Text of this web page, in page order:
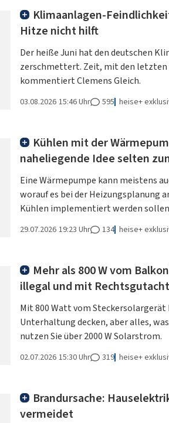
Klimaanlagen-
Hitze nicht hilft
Der heiße Juni hat den deutschen
zerschmettert. Zeit, mit den letzten
kommentiert Clemens Gleich.
03.08.2026 15:46 Uhr 595 heise+
Kühlen mit der
naheliegende Idee selten
Eine Wärmepumpe kann meistens
worauf es bei der Heizungsplanung
Kühlen implementiert werden
29.07.2026 19:23 Uhr 134 heise+
Mehr als 800 W vom
illegal und mit
Mit 800 Watt vom
Unterhaltung decken, aber alles,
nutzen Sie über 2000 W Solarstrom.
02.07.2026 15:30 Uhr 319 heise+
Brandursache:
vermeidet